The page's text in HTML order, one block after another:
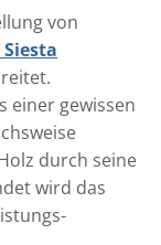
von
einer gewissen
durch seine
wird das